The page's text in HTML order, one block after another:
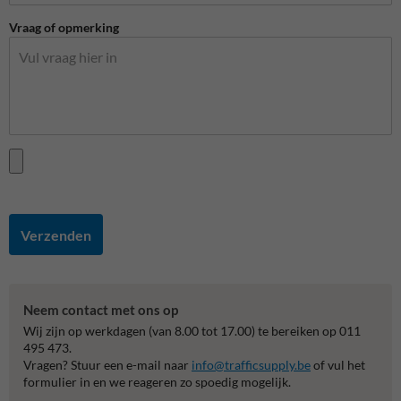
Vraag of opmerking
Verzenden
Neem contact met ons op
Wij zijn op werkdagen (van 8.00 tot 17.00) te bereiken op 011
495 473.
Vragen? Stuur een e-mail naar info@trafficsupply.beof vul het
formulier in en we reageren zo spoedig mogelijk.